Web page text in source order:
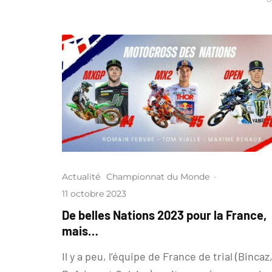
Actualité Championnat du Monde ·
11 octobre 2023
De belles Nations 2023 pour la France,
mais…
Il y a peu, l’équipe de France de trial (Bincaz,